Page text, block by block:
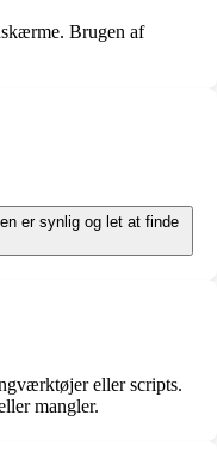
Brugen af
er synlig og let at finde
eller scripts.
mangler.